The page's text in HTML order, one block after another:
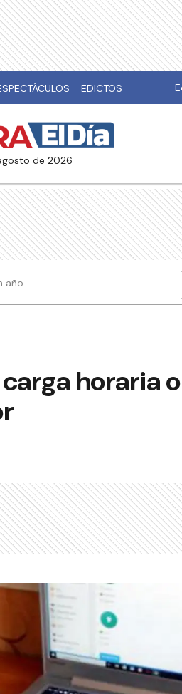
EDICTOS
de 2026
año
horaria